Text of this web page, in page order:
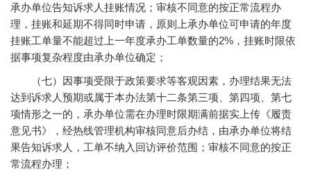
承办单位告知诉求人挂账情况；审核不同意的按正常流程办
理，挂账和延期不得同时申请，原则上承办单位可申请的年度
挂账工单量不能超过上一年度承办工单数量的2%，挂账时限依
据事项复杂程度由承办单位确定；
（七）因事项受限于政策要求等客观因素，办理结果无法
达到诉求人预期或属于本办法第十二条第三项、第四项、第七
项情形之一的，承办单位需在办理时限期满前据实上传《履责
意见书》，经热线管理机构审核同意后办结，由承办单位将结
果告知诉求人，工单不纳入回访评价范围；审核不同意的按正
常流程办理；